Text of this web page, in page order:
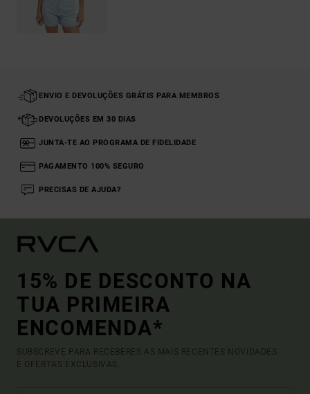
ENVIO E DEVOLUÇÕES GRÁTIS PARA MEMBROS
DEVOLUÇÕES EM 30 DIAS
JUNTA-TE AO PROGRAMA DE FIDELIDADE
PAGAMENTO 100% SEGURO
PRECISAS DE AJUDA?
15% DE DESCONTO NA
TUA PRIMEIRA
ENCOMENDA*
SUBSCREVE PARA RECEBERES AS MAIS RECENTES NOVIDADES
E OFERTAS EXCLUSIVAS.